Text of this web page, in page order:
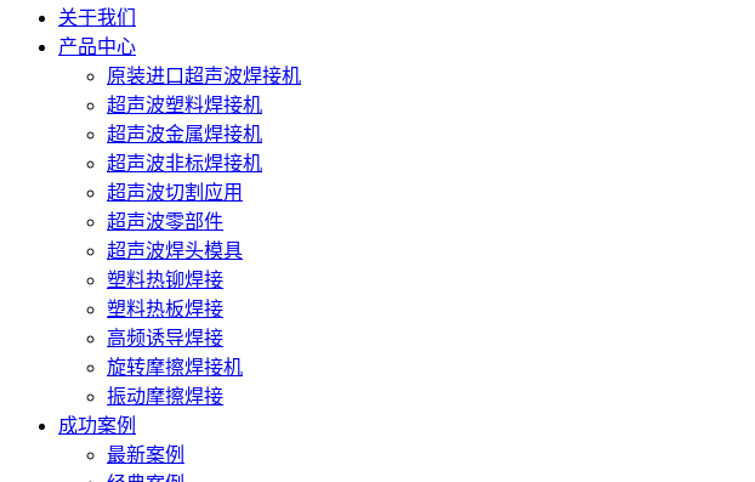
关于我们
产品中心
原装进口超声波焊接机
超声波塑料焊接机
超声波金属焊接机
超声波非标焊接机
超声波切割应用
超声波零部件
超声波焊头模具
塑料热铆焊接
塑料热板焊接
高频诱导焊接
旋转摩擦焊接机
振动摩擦焊接
成功案例
最新案例